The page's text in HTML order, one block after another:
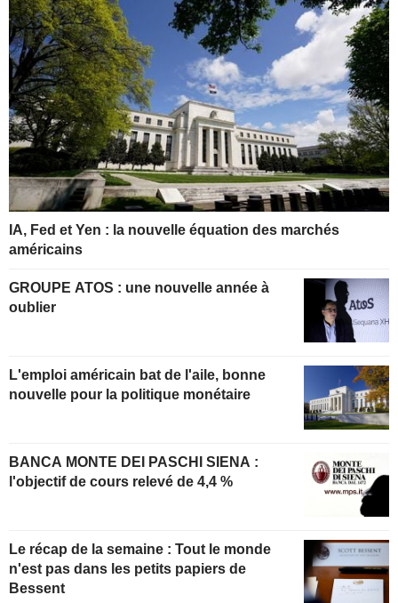
IA, Fed et Yen : la nouvelle équation des marchés
américains
GROUPE ATOS : une nouvelle année à
oublier
L'emploi américain bat de l'aile, bonne
nouvelle pour la politique monétaire
BANCA MONTE DEI PASCHI SIENA :
l'objectif de cours relevé de 4,4 %
Le récap de la semaine : Tout le monde
n'est pas dans les petits papiers de
Bessent